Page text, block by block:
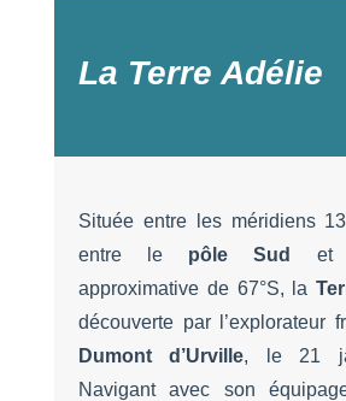
La Terre Adélie
Située entre les méridiens
entre le pôle Sud et
approximative de 67°S, la
découverte par l’explorateur
Dumont d’Urville, le 21
Navigant avec son